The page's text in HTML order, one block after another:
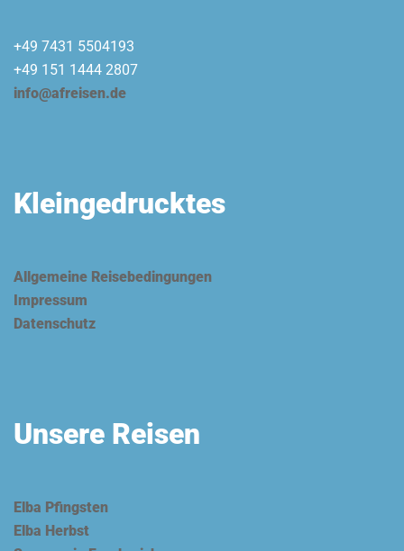
+49 7431 5504193
+49 151 1444 2807
info@afreisen.de
Kleingedrucktes
Allgemeine Reisebedingungen
Impressum
Datenschutz
Unsere Reisen
Elba Pfingsten
Elba Herbst